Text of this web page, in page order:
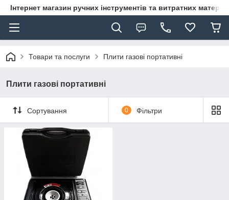
Інтернет магазин ручних інструментів та витратних
Товари та послуги Плити газові портативні
Плити газові портативні
Сортування 0 Фільтри